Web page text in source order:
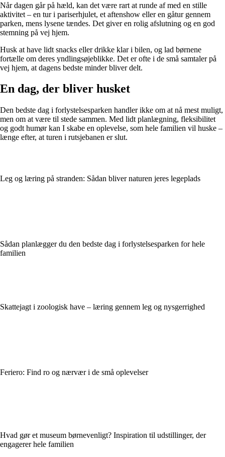
Når dagen går på hæld, kan det være rart at runde af med en stille
aktivitet – en tur i pariserhjulet, et aftenshow eller en gåtur gennem
parken, mens lysene tændes. Det giver en rolig afslutning og en god
stemning på vej hjem.
Husk at have lidt snacks eller drikke klar i bilen, og lad børnene
fortælle om deres yndlingsøjeblikke. Det er ofte i de små samtaler på
vej hjem, at dagens bedste minder bliver delt.
En dag, der bliver husket
Den bedste dag i forlystelsesparken handler ikke om at nå mest muligt,
men om at være til stede sammen. Med lidt planlægning, fleksibilitet
og godt humør kan I skabe en oplevelse, som hele familien vil huske –
længe efter, at turen i rutsjebanen er slut.
Leg og læring på stranden: Sådan bliver naturen jeres legeplads
Sådan planlægger du den bedste dag i forlystelsesparken for hele
familien
Skattejagt i zoologisk have – læring gennem leg og nysgerrighed
Feriero: Find ro og nærvær i de små oplevelser
Hvad gør et museum børnevenligt? Inspiration til udstillinger, der
engagerer hele familien